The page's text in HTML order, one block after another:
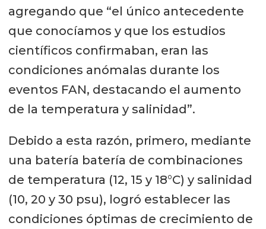
agregando que “el único antecedente
que conocíamos y que los estudios
científicos confirmaban, eran las
condiciones anómalas durante los
eventos FAN, destacando el aumento
de la temperatura y salinidad”.
Debido a esta razón, primero, mediante
una batería batería de combinaciones
de temperatura (12, 15 y 18°C) y salinidad
(10, 20 y 30 psu), logró establecer las
condiciones óptimas de crecimiento de